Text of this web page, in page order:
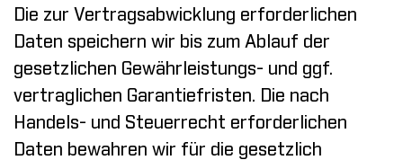
Die zur Vertragsabwicklung erforderlichen
Daten speichern wir bis zum Ablauf der
gesetzlichen Gewährleistungs- und ggf.
vertraglichen Garantiefristen. Die nach
Handels- und Steuerrecht erforderlichen
Daten bewahren wir für die gesetzlich